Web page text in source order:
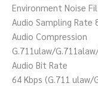
Environment Noise
Audio Sampling Rate
Audio Compression
G.711ulaw/
Audio Bit Rate
64 Kbps (G.711 ulaw/